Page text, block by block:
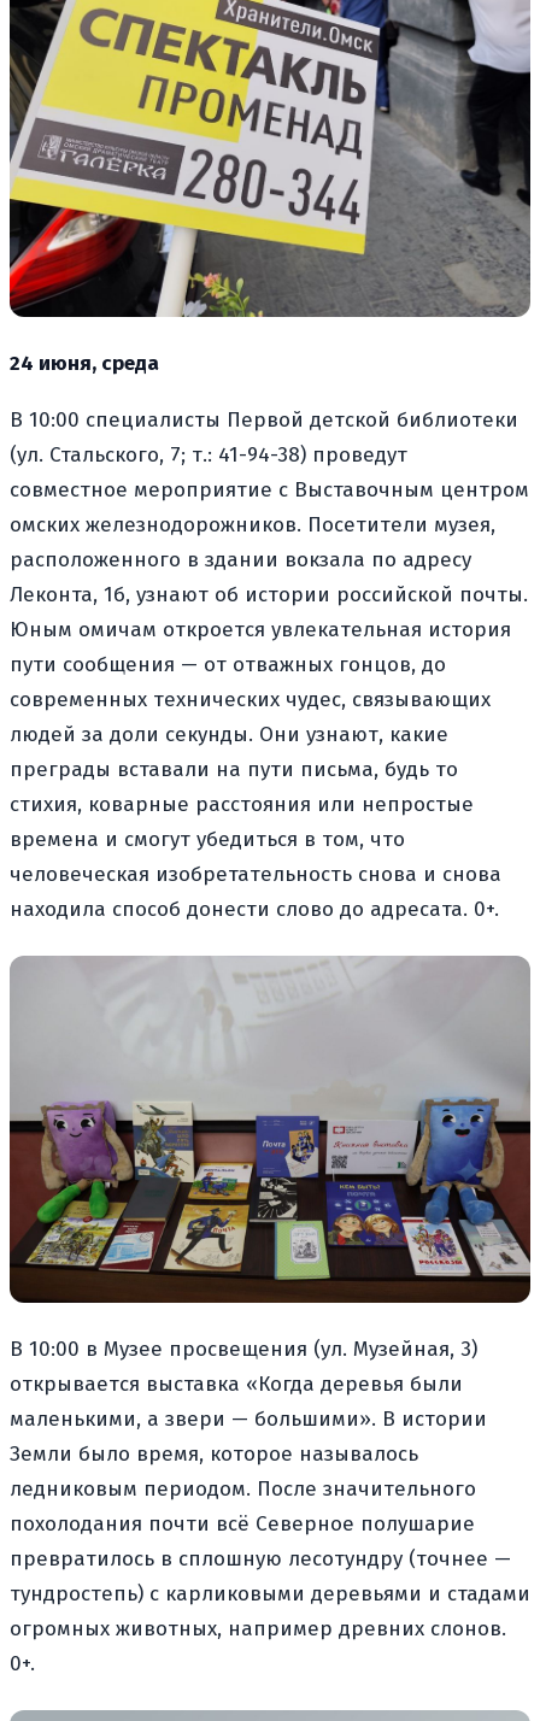
24 июня, среда
В 10:00 специалисты Первой детской библиотеки
(ул. Стальского, 7; т.: 41-94-38) проведут
совместное мероприятие с Выставочным центром
омских железнодорожников. Посетители музея,
расположенного в здании вокзала по адресу
Леконта, 1б, узнают об истории российской почты.
Юным омичам откроется увлекательная история
пути сообщения — от отважных гонцов, до
современных технических чудес, связывающих
людей за доли секунды. Они узнают, какие
преграды вставали на пути письма, будь то
стихия, коварные расстояния или непростые
времена и смогут убедиться в том, что
человеческая изобретательность снова и снова
находила способ донести слово до адресата. 0+.
В 10:00 в Музее просвещения (ул. Музейная, 3)
открывается выставка «Когда деревья были
маленькими, а звери — большими». В истории
Земли было время, которое называлось
ледниковым периодом. После значительного
похолодания почти всё Северное полушарие
превратилось в сплошную лесотундру (точнее —
тундростепь) с карликовыми деревьями и стадами
огромных животных, например древних слонов.
0+.